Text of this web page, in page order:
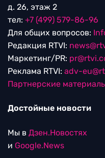
д. 26, этаж 2
тел: +7 (499) 579-86-96
Для общих вопросов:
Редакция RTVI:
Маркетинг/PR:
Реклама RTVI: adv-
Партнерские
Достойные новости
Мы в Дзен.Новостях
и Google.News